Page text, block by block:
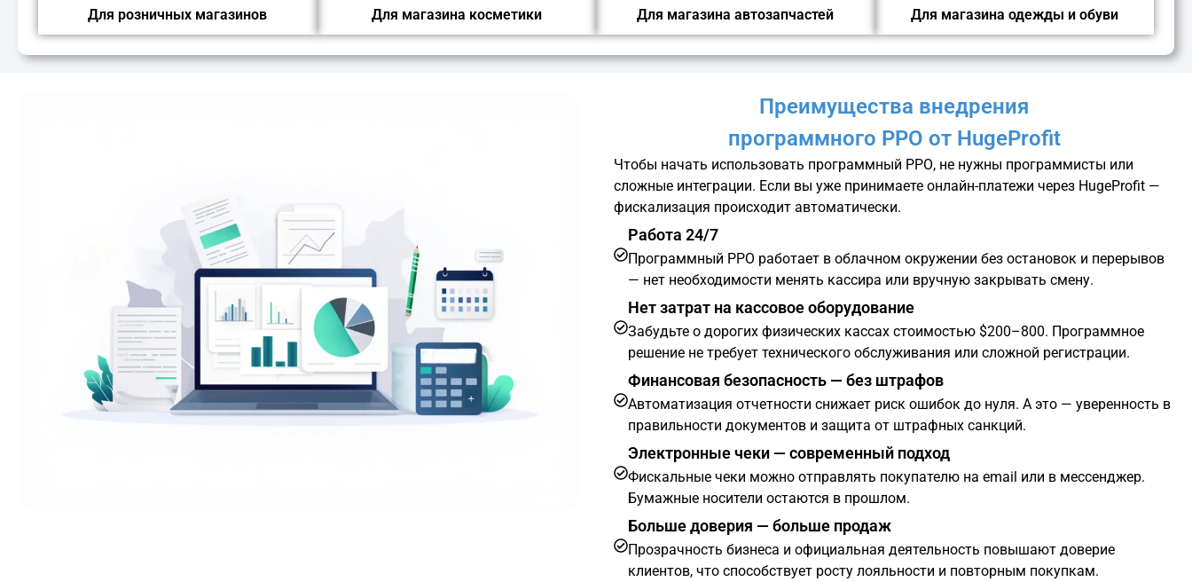
Для розничных магазинов Для магазина косметики Для магазина автозапчастей Для магазина одежды и обуви
Преимущества внедрения
программного РРО от HugeProfit
Чтобы начать использовать программный РРО, не нужны программисты или
сложные интеграции. Если вы уже принимаете онлайн-платежи через HugeProfit —
фискализация происходит автоматически.
Работа 24/7
Программный РРО работает в облачном окружении без остановок и перерывов
— нет необходимости менять кассира или вручную закрывать смену.
Нет затрат на кассовое оборудование
Забудьте о дорогих физических кассах стоимостью $200–800. Программное
решение не требует технического обслуживания или сложной регистрации.
Финансовая безопасность — без штрафов
Автоматизация отчетности снижает риск ошибок до нуля. А это — уверенность в
правильности документов и защита от штрафных санкций.
Электронные чеки — современный подход
Фискальные чеки можно отправлять покупателю на email или в мессенджер.
Бумажные носители остаются в прошлом.
Больше доверия — больше продаж
Прозрачность бизнеса и официальная деятельность повышают доверие
клиентов, что способствует росту лояльности и повторным покупкам.